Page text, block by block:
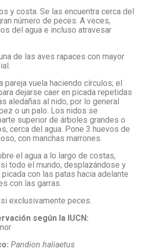
y costa. Se las encuentra cerca del
número de peces. A veces,
del agua e incluso atravesar
de las aves rapaces con mayor
pareja vuela haciendo círculos; el
dejarse caer en picada repetidas
aledañas al nido, por lo general
o un palo. Los nidos se
superior de árboles grandes o
cerca del agua. Pone 3 huevos de
con manchas marrones.
el agua a lo largo de costas,
todo el mundo, desplazándose y
con las patas hacia adelante
con las garras.
exclusivamente peces.
según la IUCN:
Pandion haliaetus